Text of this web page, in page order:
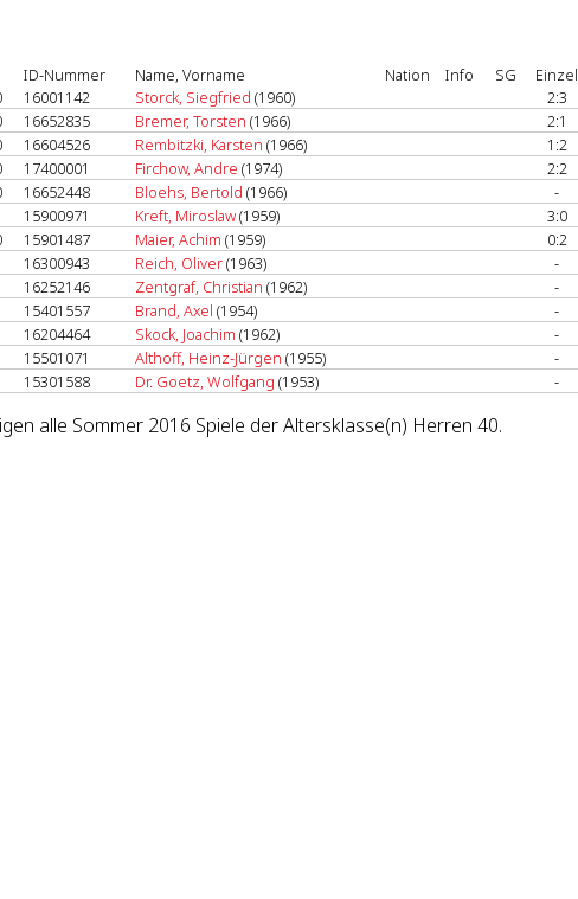
ID-Nummer Name, Vorname Nation Info SG Einzel
16001142 Storck, Siegfried (1960) 2:3
16652835 Bremer, Torsten (1966) 2:1
16604526 Rembitzki, Karsten (1966) 1:2
17400001 Firchow, Andre (1974) 2:2
16652448 Bloehs, Bertold (1966) -
15900971 Kreft, Miroslaw(1959) 3:0
15901487 Maier, Achim (1959) 0:2
16300943 Reich, Oliver(1963) -
16252146 Zentgraf, Christian (1962) -
15401557 Brand, Axel (1954) -
16204464 Skock, Joachim (1962) -
15501071 Althoff, Heinz-Jürgen (1955) -
15301588 Dr. Goetz, Wolfgang (1953) -
alle Sommer 2016 Spiele der Altersklasse(n) Herren 40.